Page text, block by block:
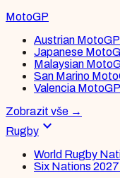
MotoGP
Austrian MotoGP
Japanese
Malaysian
San Marino
Valencia MotoGP
Zobrazit vše →
Rugby expand_more
World Rugby
Six Nations 2027